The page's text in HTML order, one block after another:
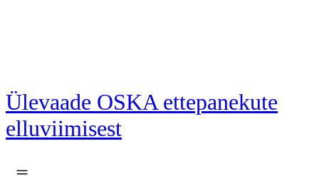
Ülevaade OSKA ettepanekute
elluviimisest